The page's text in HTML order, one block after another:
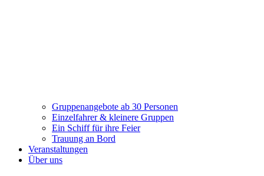
Gruppenangebote ab 30 Personen
Einzelfahrer & kleinere Gruppen
Ein Schiff für ihre Feier
Trauung an Bord
Veranstaltungen
Über uns